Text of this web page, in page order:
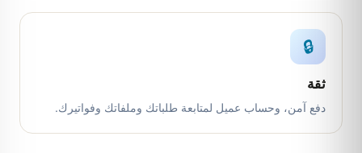
🔒
ثقة
دفع آمن، وحساب عميل لمتابعة طلباتك وملفاتك وفواتيرك.